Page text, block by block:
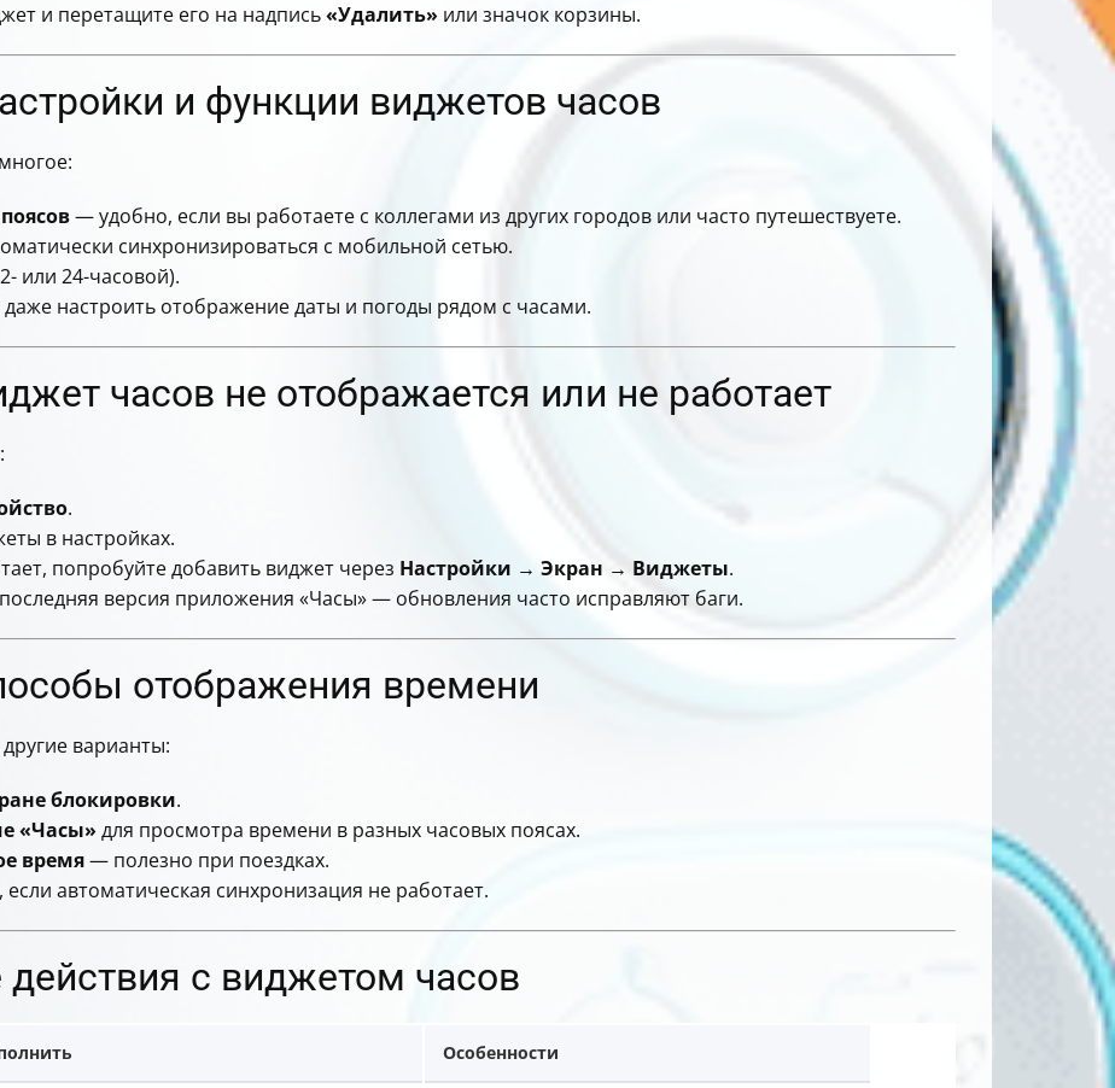
и перетащите его на надпись«Удалить» или значок корзины.
и функции виджетов часов
— удобно, если вы работаете с коллегами из других городов или часто путешествуете.
синхронизироваться с мобильной сетью.
или 24-часовой).
настроить отображение даты и погоды рядом с часами.
часов не отображается или не работает
.
в настройках.
попробуйте добавить виджет через Настройки → Экран → Виджеты.
версия приложения «Часы» — обновления часто исправляют баги.
отображения времени
варианты:
блокировки.
«Часы» для просмотра времени в разных часовых поясах.
время— полезно при поездках.
автоматическая синхронизация не работает.
с виджетом часов
Особенности